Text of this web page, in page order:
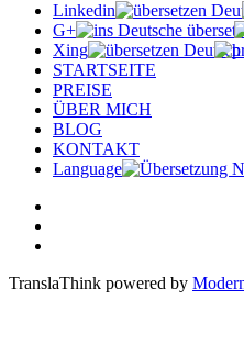
Linkedin
G+
Xing
STARTSEITE
PREISE
ÜBER MICH
BLOG
KONTAKT
Language
TranslaThink powered by